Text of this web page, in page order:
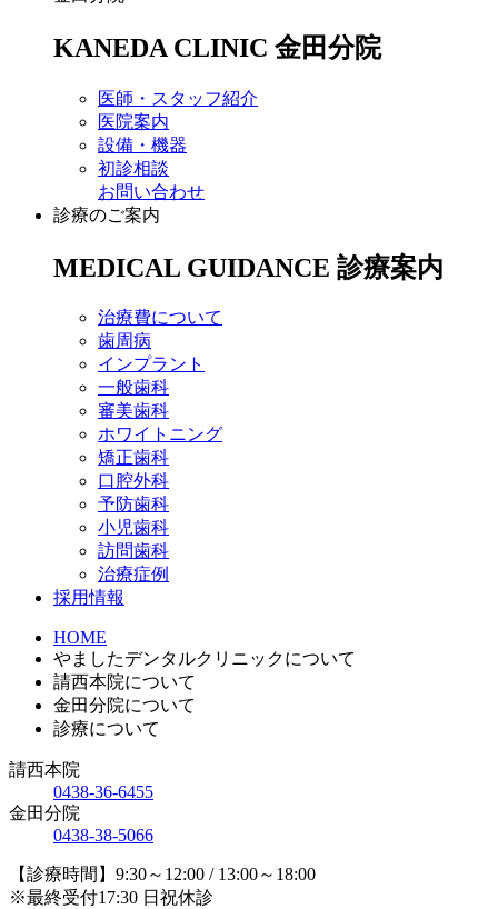
KANEDA CLINIC 金田分院
医師・スタッフ紹介
医院案内
設備・機器
初診相談
お問い合わせ
診療のご案内
MEDICAL GUIDANCE 診療案内
治療費について
歯周病
インプラント
一般歯科
審美歯科
ホワイトニング
矯正歯科
口腔外科
予防歯科
小児歯科
訪問歯科
治療症例
採用情報
HOME
やましたデンタルクリニックについて
請西本院について
金田分院について
診療について
請西本院
0438-36-6455
金田分院
0438-38-5066
【診療時間】9:30～12:00 / 13:00～18:00
※最終受付17:30 日祝休診